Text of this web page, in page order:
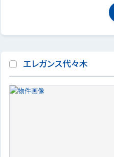
エレガンス代々木